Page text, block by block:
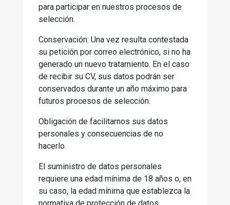
para participar en nuestros procesos de
selección.
Conservación: Una vez resulta contestada
su petición por correo electrónico, si no ha
generado un nuevo tratamiento. En el caso
de recibir su CV, sus datos podrán ser
conservados durante un año máximo para
futuros procesos de selección.
Obligación de facilitarnos sus datos
personales y consecuencias de no
hacerlo.
El suministro de datos personales
requiere una edad mínima de 18 años o, en
su caso, la edad mínima que establezca la